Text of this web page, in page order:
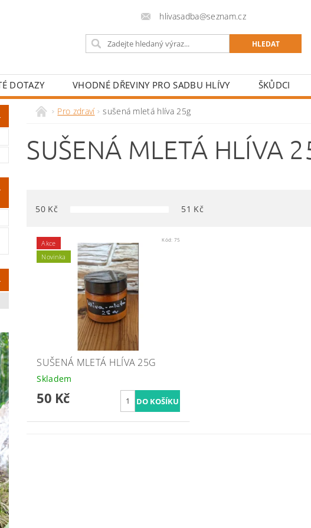
hlivasadba@seznam.cz
DOTAZY VHODNÉ DŘEVINY PRO SADBU HLÍVY ŠKŮDCI
Pro zdraví sušená mletá hlíva 25g
SUŠENÁ MLETÁ HLÍVA
50 Kč 51 Kč
Akce
Novinka
Kód: 75
SUŠENÁ MLETÁ HLÍVA 25G
Skladem
50 Kč